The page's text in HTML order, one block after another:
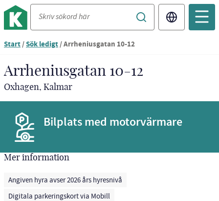
Translate
Start/Sök ledigt/Arrheniusgatan 10-12
Arrheniusgatan 10-12
Oxhagen, Kalmar
Bilplats med motorvärmare
Mer information
Angiven hyra avser 2026 års hyresnivå
Digitala parkeringskort via Mobill